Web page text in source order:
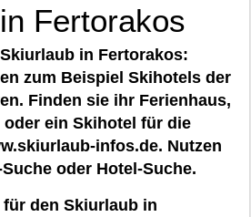
Fertorakos
in Fertorakos:
zum Beispiel Skihotels der
Finden sie ihr Ferienhaus,
ein Skihotel für die
infos.de. Nutzen
oder Hotel-Suche.
den Skiurlaub in